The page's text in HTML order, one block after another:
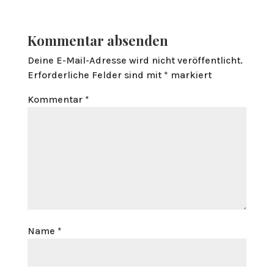
Kommentar absenden
Deine E-Mail-Adresse wird nicht veröffentlicht.
Erforderliche Felder sind mit * markiert
Kommentar *
Name *